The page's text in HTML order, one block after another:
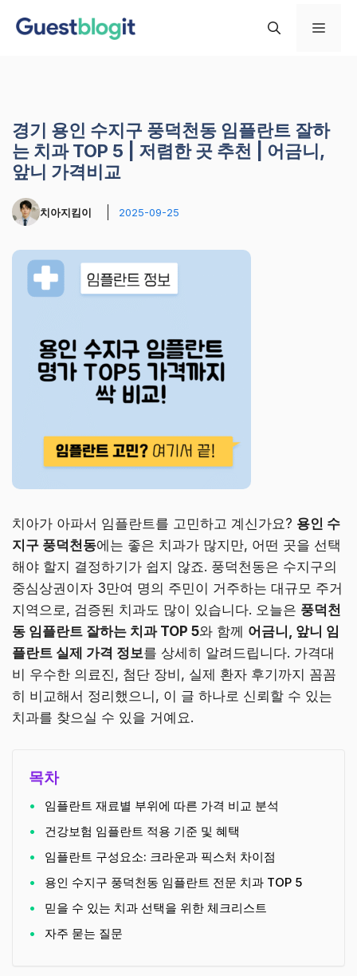
메
경기 용인 수지구 풍덕천동 임플란트 잘하
는 치과 TOP 5 | 저렴한 곳 추천 | 어금니,
앞니 가격비교
치아지킴이 2025-09-25
치아가 아파서 임플란트를 고민하고 계신가요? 용인 수
지구 풍덕천동에는 좋은 치과가 많지만, 어떤 곳을 선택
해야 할지 결정하기가 쉽지 않죠. 풍덕천동은 수지구의
중심상권이자 3만여 명의 주민이 거주하는 대규모 주거
지역으로, 검증된 치과도 많이 있습니다. 오늘은 풍덕천
동 임플란트 잘하는 치과 TOP 5와 함께 어금니, 앞니 임
플란트 실제 가격 정보를 상세히 알려드립니다. 가격대
비 우수한 의료진, 첨단 장비, 실제 환자 후기까지 꼼꼼
히 비교해서 정리했으니, 이 글 하나로 신뢰할 수 있는
치과를 찾으실 수 있을 거예요.
목차
임플란트 재료별 부위에 따른 가격 비교 분석
건강보험 임플란트 적용 기준 및 혜택
임플란트 구성요소: 크라운과 픽스처 차이점
용인 수지구 풍덕천동 임플란트 전문 치과 TOP 5
믿을 수 있는 치과 선택을 위한 체크리스트
자주 묻는 질문